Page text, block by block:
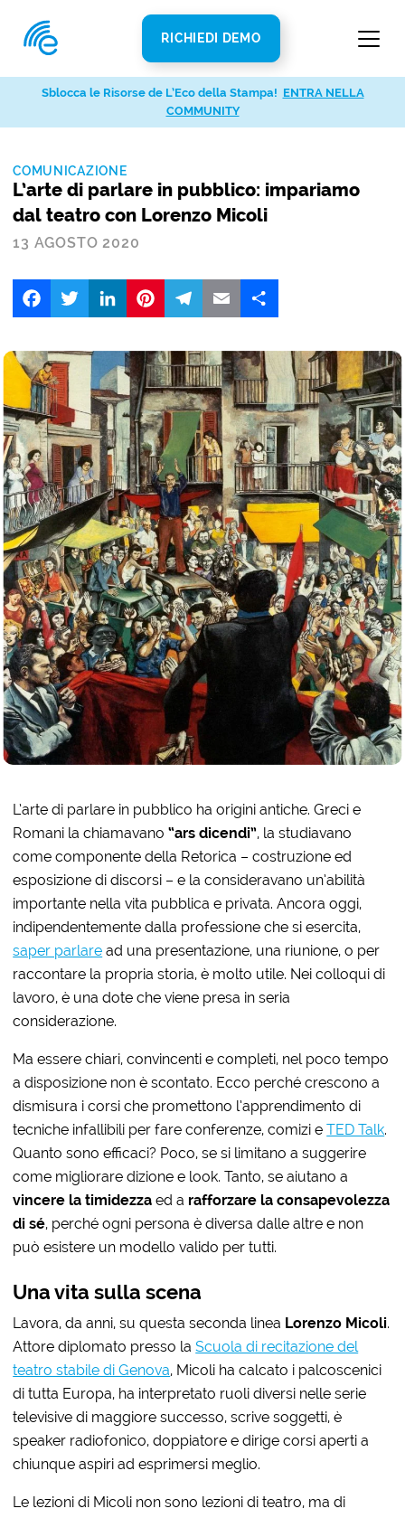
RICHIEDI DEMO
COMUNICAZIONE
L’arte di parlare in pubblico: impariamo
dal teatro con Lorenzo Micoli
13 AGOSTO 2020
FacebookTwitter LinkedIn
L’arte di parlare in pubblico ha origini antiche. Greci e
Romani la chiamavano“ars dicendi”, la studiavano
come componente della Retorica – costruzione ed
esposizione di discorsi – e la consideravano un’abilità
importante nella vita pubblica e privata. Ancora oggi,
indipendentemente dalla professione che si esercita,
saper parlare ad una presentazione, una riunione, o per
raccontare la propria storia, è molto utile. Nei colloqui di
lavoro, è una dote che viene presa in seria
considerazione.
Ma essere chiari, convincenti e completi, nel poco tempo
a disposizione non è scontato. Ecco perché crescono a
dismisura i corsi che promettono l’apprendimento di
tecniche infallibili per fare conferenze, comizi eTED Talk.
Quanto sono efficaci? Poco, se si limitano a suggerire
come migliorare dizione e look. Tanto, se aiutano a
vincere la timidezza ed a rafforzare la consapevolezza
di sé, perché ogni persona è diversa dalle altre e non
può esistere un modello valido per tutti.
Una vita sulla scena
Lavora, da anni, su questa seconda linea Lorenzo Micoli.
Attore diplomato presso laScuola di recitazione del
teatro stabile di Genova, Micoli ha calcato i palcoscenici
di tutta Europa, ha interpretato ruoli diversi nelle serie
televisive di maggiore successo, scrive soggetti, è
speaker radiofonico, doppiatore e dirige corsi aperti a
chiunque aspiri ad esprimersi meglio.
Le lezioni di Micoli non sono lezioni di teatro, ma di
Sblocca le Risorse de L’Eco della Stampa! ENTRA NELLA
COMMUNITY